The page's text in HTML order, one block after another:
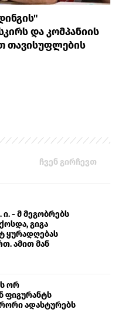
და კომპანიის
თავისუფლების
ჩვენ გირჩევთ
ი. - მ მეგობრებს
გიგა
ყურადღებას
ამით მან
ავალიანს“
ორ
ფიგურანტს
ადასტურებს